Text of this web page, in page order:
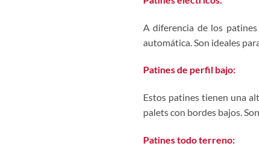
A diferencia de los
automática. Son ideales
Patines de perfil bajo:
Estos patines tienen una
palets con bordes bajos.
Patines todo terreno: